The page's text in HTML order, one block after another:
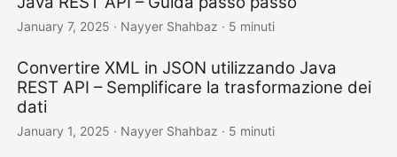
January 7, 2025 · Nayyer Shahbaz · 5 minuti
Convertire XML in JSON utilizzando Java
REST API – Semplificare la trasformazione dei
dati
January 1, 2025 · Nayyer Shahbaz · 5 minuti